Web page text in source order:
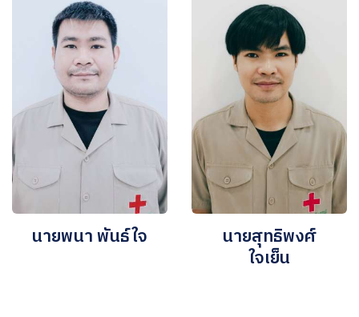
นายพนา พันธ์ใจ
นายสุทธิพงศ์
ใจเย็น